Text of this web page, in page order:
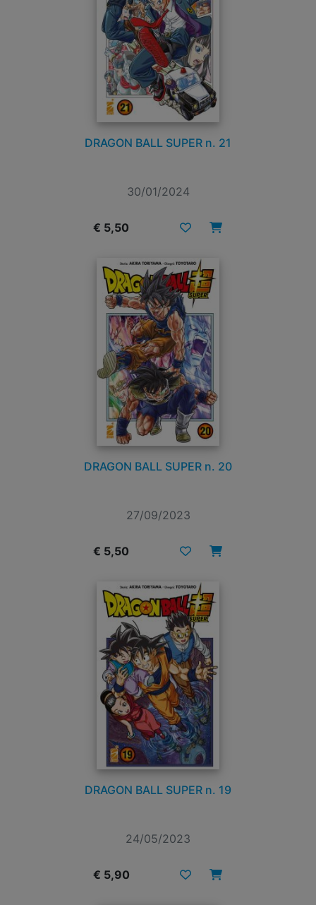
DRAGON BALL SUPER n. 21
30/01/2024
€ 5,50
DRAGON BALL SUPER n. 20
27/09/2023
€ 5,50
DRAGON BALL SUPER n. 19
24/05/2023
€ 5,90